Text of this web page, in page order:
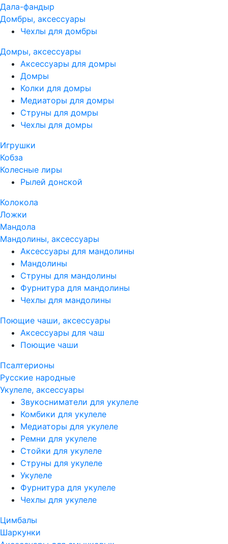
Дала-фандыр
Домбры, аксессуары
Чехлы для домбры
Домры, аксессуары
Аксессуары для домры
Домры
Колки для домры
Медиаторы для домры
Струны для домры
Чехлы для домры
Игрушки
Кобза
Колесные лиры
Рылей донской
Колокола
Ложки
Мандола
Мандолины, аксессуары
Аксессуары для мандолины
Мандолины
Струны для мандолины
Фурнитура для мандолины
Чехлы для мандолины
Поющие чаши, аксессуары
Аксессуары для чаш
Поющие чаши
Псалтерионы
Русские народные
Укулеле, аксессуары
Звукосниматели для укулеле
Комбики для укулеле
Медиаторы для укулеле
Ремни для укулеле
Стойки для укулеле
Струны для укулеле
Укулеле
Фурнитура для укулеле
Чехлы для укулеле
Цимбалы
Шаркунки